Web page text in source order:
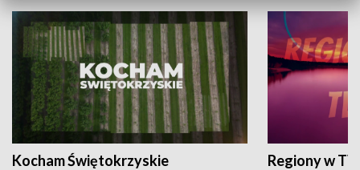
Kocham Świętokrzyskie Regiony w